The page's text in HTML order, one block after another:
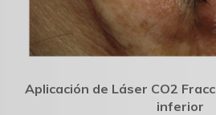
Aplicación de Láser CO2
inferior